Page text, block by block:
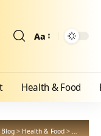
Aa
Health & Food
Blog>Health & Food>